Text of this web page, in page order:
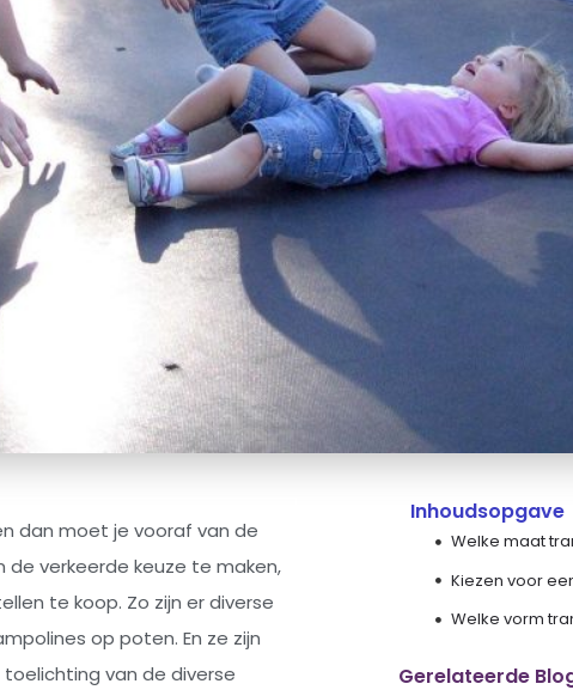
dan moet je vooraf van de
de verkeerde keuze te maken,
te koop. Zo zijn er diverse
op poten. En ze zijn
van de diverse
Inhoudsopgave
Gerelateerde